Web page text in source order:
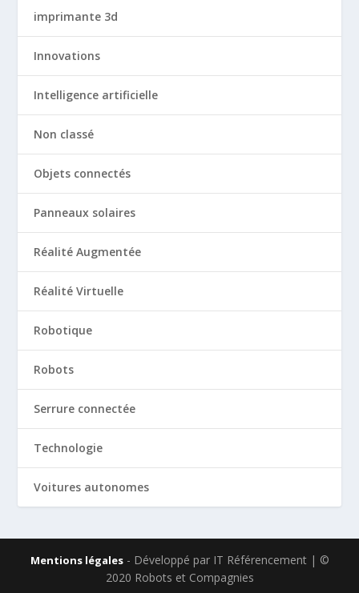
imprimante 3d
Innovations
Intelligence artificielle
Non classé
Objets connectés
Panneaux solaires
Réalité Augmentée
Réalité Virtuelle
Robotique
Robots
Serrure connectée
Technologie
Voitures autonomes
Mentions légales- Développé par IT Référencement | ©
2020 Robots et Compagnies